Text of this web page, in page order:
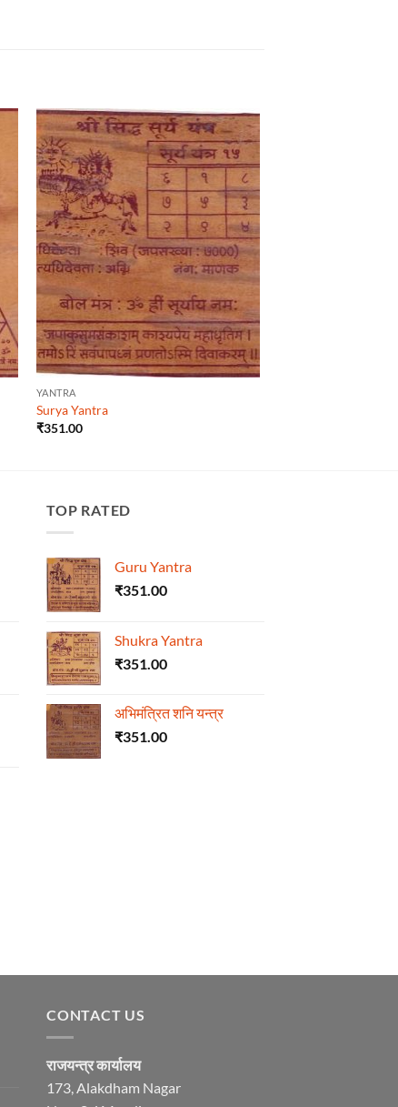
YANTRA
Surya Yantra
₹351.00
TOP RATED
Guru Yantra
₹351.00
Shukra Yantra
₹351.00
अभिमंत्रित शनि यन्त्र
₹351.00
CONTACT US
राजयन्त्र कार्यालय
173, Alakdham Nagar